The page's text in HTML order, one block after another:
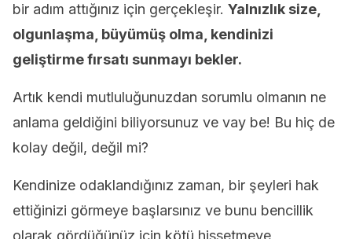
bir adım attığınız için gerçekleşir. Yalnızlık size,
olgunlaşma, büyümüş olma, kendinizi
geliştirme fırsatı sunmayı bekler.
Artık kendi mutluluğunuzdan sorumlu olmanın ne
anlama geldiğini biliyorsunuz ve vay be! Bu hiç de
kolay değil, değil mi?
Kendinize odaklandığınız zaman, bir şeyleri hak
ettiğinizi görmeye başlarsınız ve bunu bencillik
olarak gördüğünüz için kötü hissetmeye